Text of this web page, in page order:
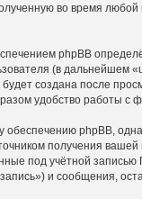
во время любой
phpBB
(в дальнейшем
создана после
удобство работы с
phpBB,
получения
под учётной записью
и сообщения,